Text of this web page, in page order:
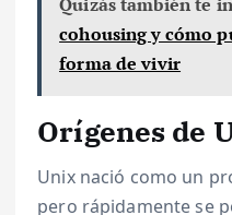
cohousing y cómo
forma de vivir
Orígenes de
Unix nació como un
pero rápidamente se